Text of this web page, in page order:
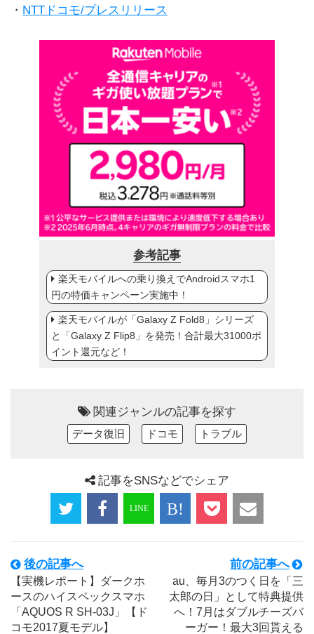
・ NTTドコモ/プレスリリース
参考記事
楽天モバイルへの乗り換えでAndroidスマホ1
円の特価キャンペーン実施中！
楽天モバイルが「Galaxy Z Fold8」シリーズ
と「Galaxy Z Flip8」を発売！合計最大31000ポ
イント還元など！
関連ジャンルの記事を探す
データ復旧 ドコモ トラブル
記事をSNSなどでシェア
後の記事へ
【実機レポート】ダークホ
ースのハイスペックスマホ
「AQUOS R SH-03J」【ド
コモ2017夏モデル】
前の記事へ
au、毎月3のつく日を「三
太郎の日」として特典提供
へ！7月はダブルチーズバ
ーガー！最大3回貰える